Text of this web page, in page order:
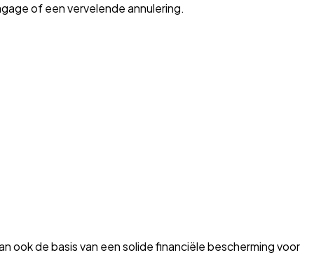
of een vervelende annulering.
ook de basis van een solide financiële bescherming voor